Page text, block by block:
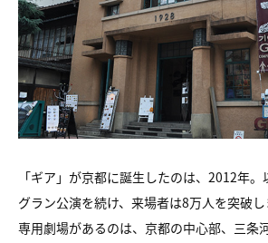
「ギア」が京都に誕生したのは、2012年
グラン公演を続け、来場者は8万人を突破
専用劇場があるのは、京都の中心部、三条